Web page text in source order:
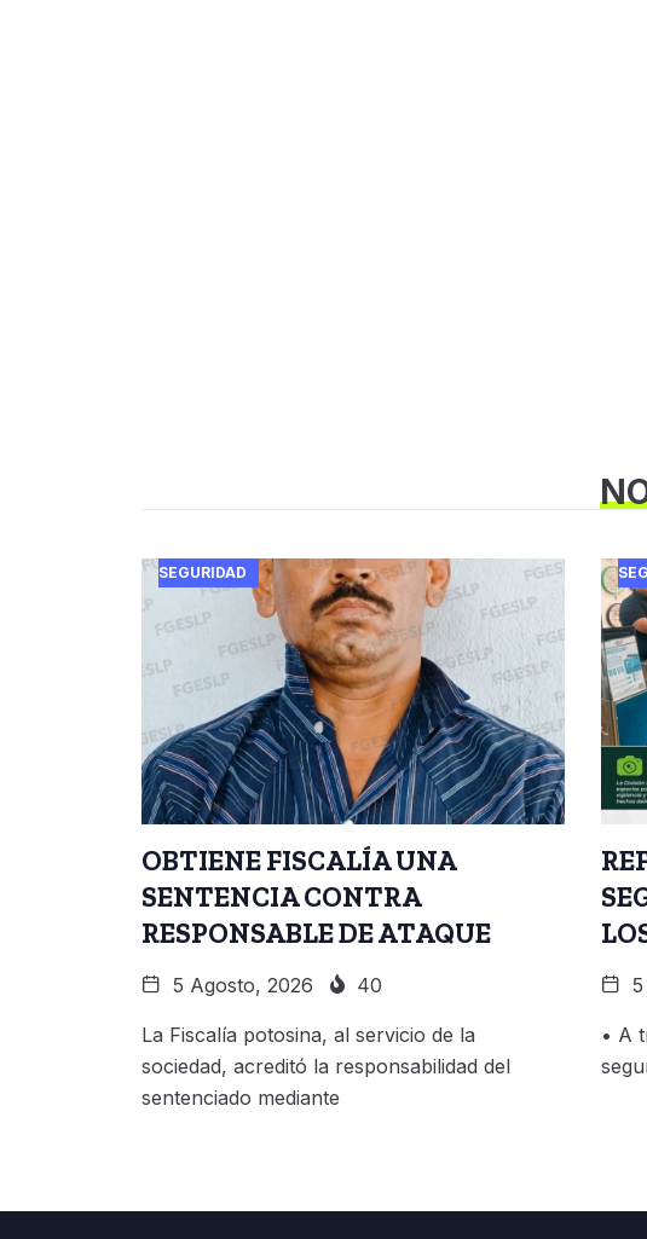
SEGURIDAD
OBTIENE FISCALÍA UNA
SENTENCIA CONTRA
RESPONSABLE DE ATAQUE
5 Agosto, 2026 40
La Fiscalía potosina, al servicio de la
sociedad, acreditó la responsabilidad del
sentenciado mediante
• A